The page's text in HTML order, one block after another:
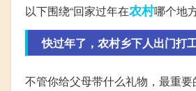
以下围绕“回家过年在农村哪个地
快过年了，农村乡下人出门打
不管你给父母带什么礼物，最重